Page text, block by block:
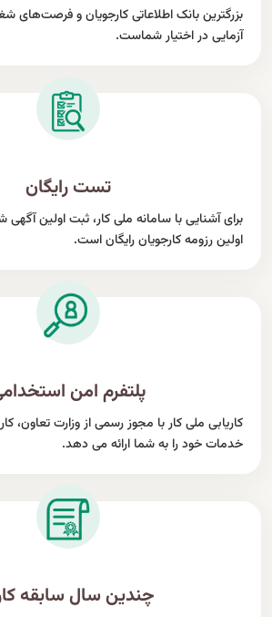
بزرگترین بانک اطلاعاتی کارجویان و فرصت‌های
آزمایی در اختیار شماست.
تست رایگان
برای آشنایی با سامانه ملی کار، ثبت اولین
اولین رزومه کارجویان رایگان است.
پلتفرم امن
کاریابی ملی کار با مجوز رسمی از وزارت تعاون،
خدمات خود را به شما ارائه می دهد.
چندین سال سابقه